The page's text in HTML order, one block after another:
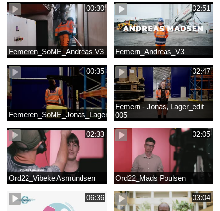
00:30
Femeren_SoME_Andreas V3
02:51
Femern_Andreas_V3
00:35
Femeren_SoME_Jonas_Lager
02:47
Femern - Jonas, Lager_edit
005
02:33
Ord22_Vibeke Asmundsen
02:05
Ord22_Mads Poulsen
06:36 03:04